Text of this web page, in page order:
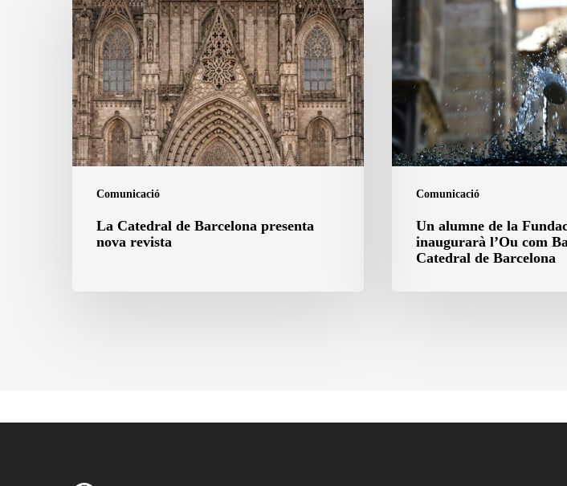
Comunicació
Catedral
de
Barcelona
presenta
nova
revista
La Catedral de Barcelona presenta
nova revista
Comunicació
la
Fundació
Déu
inaugurarà
l’Ou
Un alumne de la
inaugurarà l’Ou com
Catedral de Barcelona